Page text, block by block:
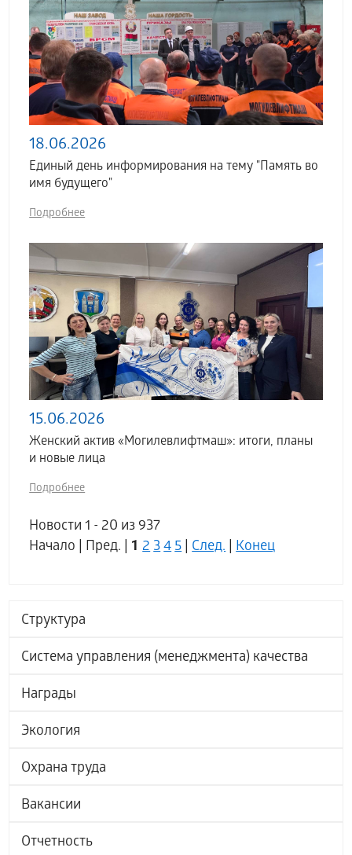
Структура
Система управления (менеджмента) качества
Награды
Экология
Охрана труда
Вакансии
Отчетность
18.06.2026
Единый день информирования на тему "Память во
имя будущего"
Подробнее
15.06.2026
Женский актив «Могилевлифтмаш»: итоги, планы
и новые лица
Подробнее
Новости 1 - 20 из 937
Начало | Пред. | 1 2345|След.|Конец